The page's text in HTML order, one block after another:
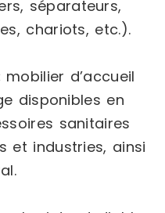
séparateurs,
chariots, etc.).
mobilier d’accueil
disponibles en
sanitaires
et industries, ainsi